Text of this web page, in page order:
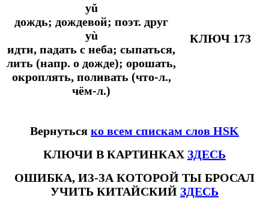
yǔ
дождь; дождевой; поэт. друг
yù
идти, падать с неба; сыпаться,
лить (напр. о дожде); орошать,
окроплять, поливать (что-л.,
чём-л.)
КЛЮЧ 173
Вернуться ко всем спискам слов HSK
КЛЮЧИ В КАРТИНКАХ ЗДЕСЬ
ОШИБКА, ИЗ-ЗА КОТОРОЙ ТЫ БРОСАЛ
УЧИТЬ КИТАЙСКИЙ ЗДЕСЬ